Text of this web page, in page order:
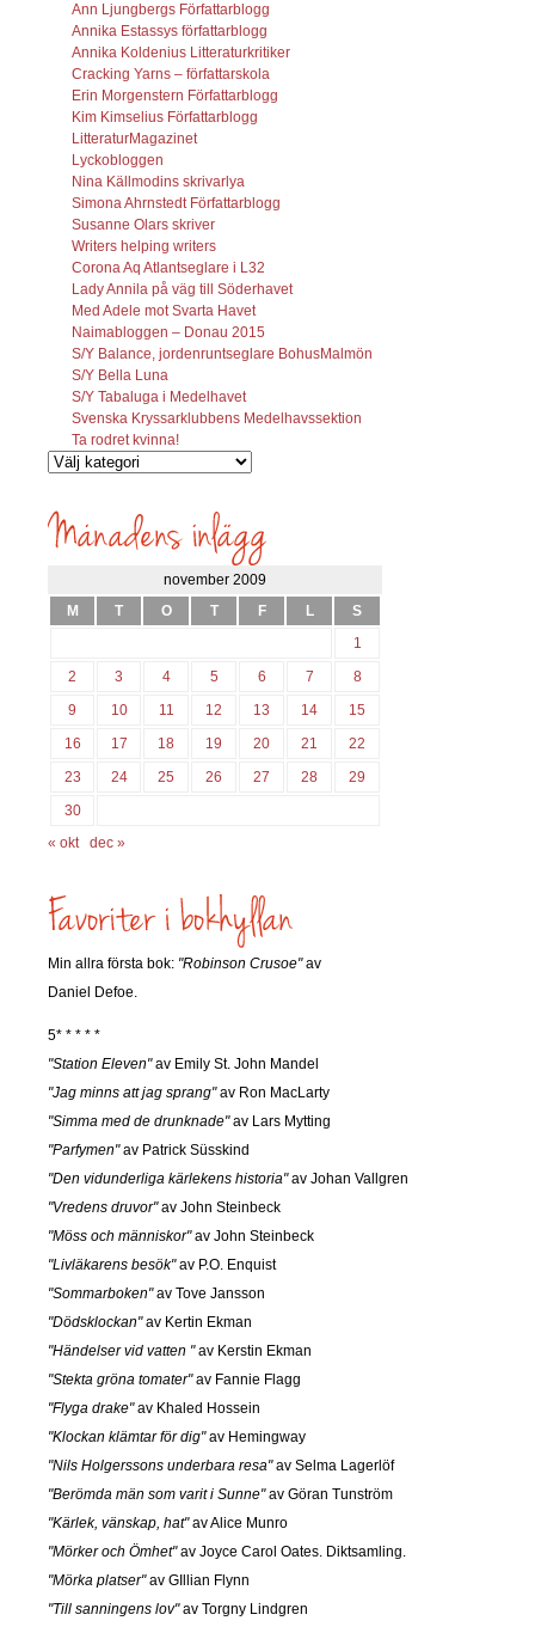
Ann Ljungbergs Författarblogg
Annika Estassys författarblogg
Annika Koldenius Litteraturkritiker
Cracking Yarns – författarskola
Erin Morgenstern Författarblogg
Kim Kimselius Författarblogg
LitteraturMagazinet
Lyckobloggen
Nina Källmodins skrivarlya
Simona Ahrnstedt Författarblogg
Susanne Olars skriver
Writers helping writers
Corona Aq Atlantseglare i L32
Lady Annila på väg till Söderhavet
Med Adele mot Svarta Havet
Naimabloggen – Donau 2015
S/Y Balance, jordenruntseglare BohusMalmön
S/Y Bella Luna
S/Y Tabaluga i Medelhavet
Svenska Kryssarklubbens Medelhavssektion
Ta rodret kvinna!
Vilka
söks?
november 2009
M
T O T F L
S
1
2
3 4 5 6 7
8
9
10 11 12 13 14
15
16
17 18 19 20 21
22
23
24 25 26 27 28
29
30
« okt
dec »
Min allra första bok: "Robinson Crusoe"av
Daniel Defoe.
5* * * * *
"Station Eleven"av Emily St. John Mandel
"Jag minns att jag sprang"av Ron MacLarty
"Simma med de drunknade"av Lars Mytting
"Parfymen"av Patrick Süsskind
"Den vidunderliga kärlekens historia"av Johan Vallgren
"Vredens druvor"av John Steinbeck
"Möss och människor"av John Steinbeck
"Livläkarens besök"av P.O. Enquist
"Sommarboken"av Tove Jansson
"Dödsklockan"av Kertin Ekman
"Händelser vid vatten "av Kerstin Ekman
"Stekta gröna tomater"av Fannie Flagg
"Flyga drake"av Khaled Hossein
"Klockan klämtar för dig"av Hemingway
"Nils Holgerssons underbara resa"av Selma Lagerlöf
"Berömda män som varit i Sunne"av Göran Tunström
"Kärlek, vänskap, hat"av Alice Munro
"Mörker och Ömhet"av Joyce Carol Oates. Diktsamling.
"Mörka platser"av GIllian Flynn
"Till sanningens lov"av Torgny Lindgren